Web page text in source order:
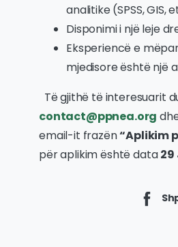
analitike (SPSS, GIS,
Disponimi i një leje
Eksperiencë e
mjedisore është një
Të gjithë të interesuarit
contact@ppnea.org
email-it frazën“Aplikim
për aplikim është data29